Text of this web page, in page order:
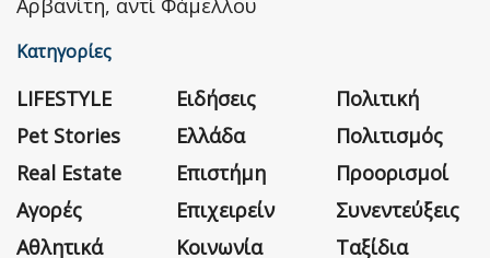
Κατηγορίες
LIFESTYLE
Pet Stories
Real Estate
Αγορές
Αθλητικά
Ειδήσεις
Ελλάδα
Επιστήμη
Επιχειρείν
Κοινωνία
Πολιτική
Πολιτισμός
Προορισμοί
Συνεντεύξεις
Ταξίδια